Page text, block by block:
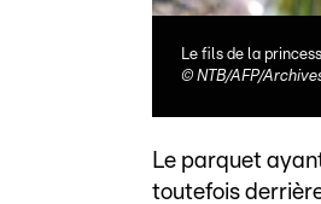
Le fils de la
© NTB/AFP/
Le parquet
toutefois